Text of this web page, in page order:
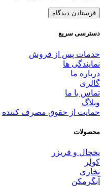
دسترسی سریع
خدمات پس از فروش
نمایندگی ها
درباره ما
گالری
تماس با ما
وبلاگ
حمایت از حقوق مصرف کننده
محصولات
یخچال و فریزر
کولر
بخاری
آبگرمکن